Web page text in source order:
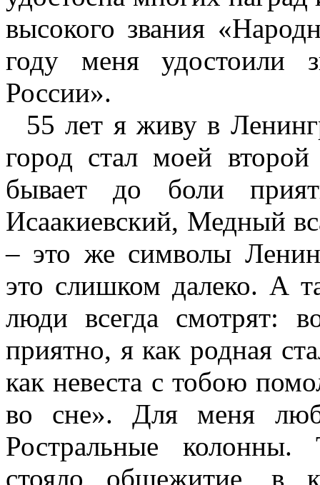
высокого звания
году меня удостоили
России».
55 лет я живу в
город стал моей
бывает до боли
Исаакиевский, Медный
– это же символы
это слишком далеко. А
люди всегда смотрят:
приятно, я как родная
как невеста с тобою
во сне». Для меня
Ростральные колонны.
стояло общежитие, в